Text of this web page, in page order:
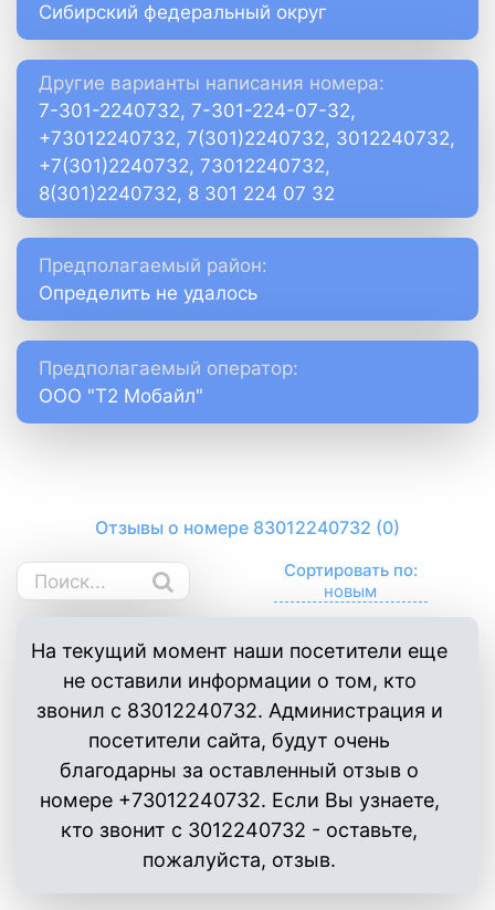
Сибирский федеральный округ
Другие варианты написания номера:
7-301-2240732, 7-301-224-07-32,
+73012240732, 7(301)2240732, 3012240732,
+7(301)2240732, 73012240732,
8(301)2240732, 8 301 224 07 32
Предполагаемый район:
Определить не удалось
Предполагаемый оператор:
ООО "Т2 Мобайл"
Отзывы о номере 83012240732 (0)
Сортировать по:
На текущий момент наши посетители еще
не оставили информации о том, кто
звонил с 83012240732. Администрация и
посетители сайта, будут очень
благодарны за оставленный отзыв о
номере +73012240732. Если Вы узнаете,
кто звонит с 3012240732 - оставьте,
пожалуйста, отзыв.